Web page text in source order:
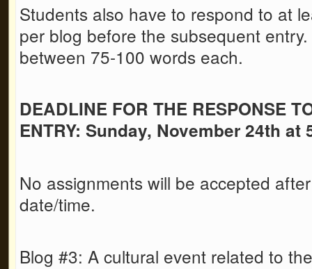
Students also have to respond to at
per blog before the subsequent
between 75-100 words each.
DEADLINE FOR THE RESPONSE
ENTRY: Sunday, November 24th at
No assignments will be accepted
date/time.
Blog #3: A cultural event related to